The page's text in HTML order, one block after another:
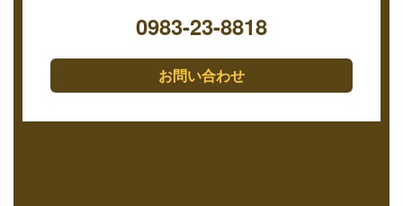
0983-23-8818
お問い合わせ